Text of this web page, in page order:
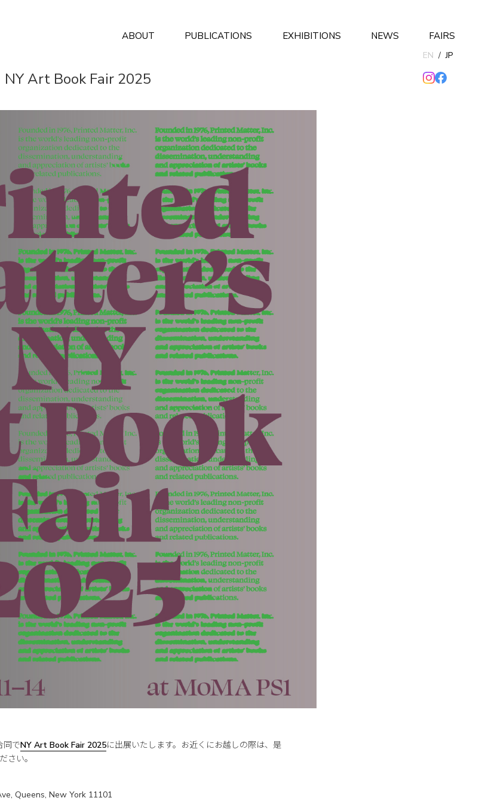
ABOUT PUBLICATIONS EXHIBITIONS NEWS FAIRS
EN / JP
NY Art Book Fair 2025
同でNY Art Book Fair 2025に出展いたします。お近くにお越しの際は、是
さい。
Queens, New York 11101